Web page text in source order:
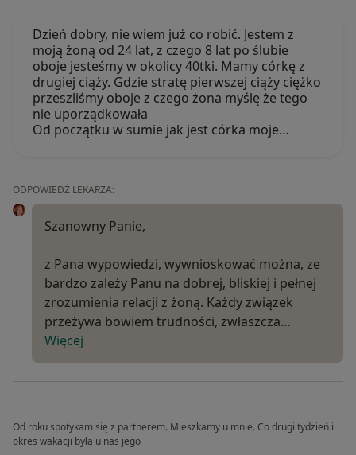
Dzień dobry, nie wiem już co robić. Jestem z
moją żoną od 24 lat, z czego 8 lat po ślubie
oboje jesteśmy w okolicy 40tki. Mamy córkę z
drugiej ciąży. Gdzie stratę pierwszej ciąży ciężko
przeszliśmy oboje z czego żona myślę że tego
nie uporządkowała
Od początku w sumie jak jest córka moje…
ODPOWIEDŹ LEKARZA:
Szanowny Panie,
z Pana wypowiedzi, wywnioskować można, ze
bardzo zależy Panu na dobrej, bliskiej i pełnej
zrozumienia relacji z żoną. Każdy związek
przeżywa bowiem trudności, zwłaszcza…
Więcej
Od roku spotykam się z partnerem. Mieszkamy u mnie. Co drugi tydzień i
okres wakacji była u nas jego